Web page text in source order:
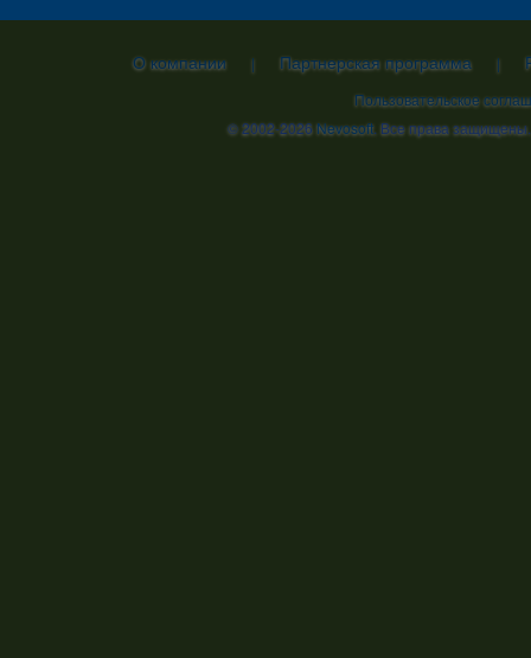
О компании | Партнерская программа |
Пользовательское
© 2002-2026Nevosoft. Все права защищены